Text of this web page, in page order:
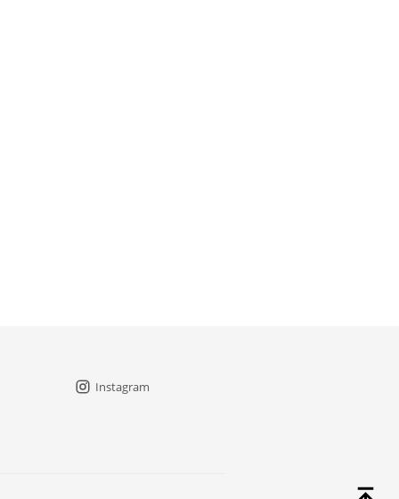
Instagram